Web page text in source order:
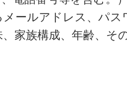
ールアドレス、パ
家族構成、年齢、そ